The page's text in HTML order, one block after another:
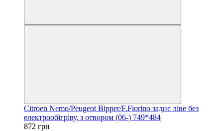
Citroen Nemo/Peugeot Bipper/F.Fiorino заднє ліве без
електрообігріву, з отвором (06-) 749*484
872 грн